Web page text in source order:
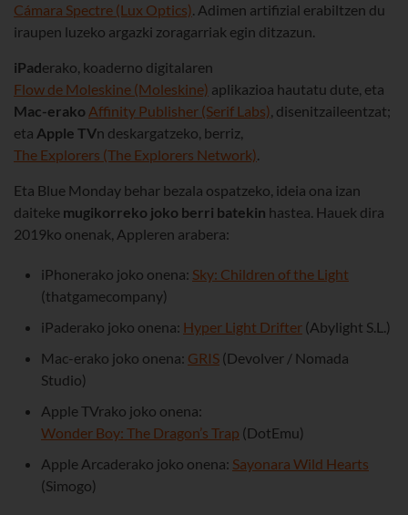
Cámara Spectre (Lux Optics). Adimen artifizial erabiltzen du
iraupen luzeko argazki zoragarriak egin ditzazun.
iPaderako, koaderno digitalaren
Flow de Moleskine (Moleskine) aplikazioa hautatu dute, eta
Mac-erako Affinity Publisher (Serif Labs), disenitzaileentzat;
eta Apple TVn deskargatzeko, berriz,
The Explorers (The Explorers Network).
Eta Blue Monday behar bezala ospatzeko, ideia ona izan
daiteke mugikorreko joko berri batekin hastea. Hauek dira
2019ko onenak, Appleren arabera:
iPhonerako joko onena: Sky: Children of the Light
(thatgamecompany)
iPaderako joko onena: Hyper Light Drifter (Abylight S.L.)
Mac-erako joko onena: GRIS (Devolver / Nomada
Studio)
Apple TVrako joko onena:
Wonder Boy: The Dragon’s Trap (DotEmu)
Apple Arcaderako joko onena: Sayonara Wild Hearts
(Simogo)